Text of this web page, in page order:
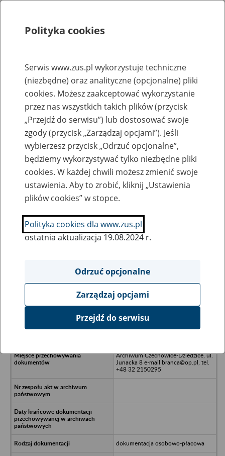
Rejestry, ewidencje i archiwa
Baza zlikwidowanych lub
przekształconych zakładów pracy
Nazwa zakładu pracy:
SZUKAJ
Ukryj wszystkie pozycje bazy
Wawa Ochrona Spółka z o.o. (dawny
Archiwum Czechowice-Dziedzice, ul.
Junacka 8 e-mail branca@op.pl, tel.
+48 32 2150295
dokumentacja osobowo-płacowa
Polityka cookies
Serwis www.zus.pl wykorzystuje techniczne
(niezbędne) oraz analityczne (opcjonalne) pliki
cookies. Możesz zaakceptować wykorzystanie
przez nas wszystkich takich plików (przycisk
„Przejdź do serwisu”) lub dostosować swoje
zgody (przycisk „Zarządzaj opcjami”). Jeśli
wybierzesz przycisk „Odrzuć opcjonalne”,
będziemy wykorzystywać tylko niezbędne pliki
cookies. W każdej chwili możesz zmienić swoje
ustawienia. Aby to zrobić, kliknij „Ustawienia
plików cookies” w stopce.
Polityka cookies dla www.zus.pl
ostatnia aktualizacja 19.08.2024 r.
Odrzuć opcjonalne
Zarządzaj opcjami
Przejdź do serwisu